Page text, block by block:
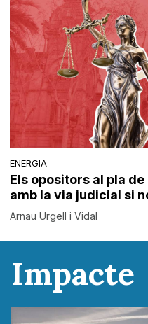
ENERGIA
Els opositors al pla
amb la via judicial si
Arnau Urgell i Vidal
Impacte